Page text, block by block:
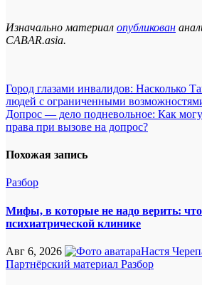
Изначально материал опубликован
CABAR.asia.
Навигация
по
записям
Город глазами инвалидов: Насколько
людей с ограниченными
Допрос — дело подневольное: Как
права при вызове на допрос?
Похожая запись
Разбор
Мифы, в которые не надо верить:
психиатрической клинике
Авг 6, 2026
Настя
Партнёрский материал Разбор